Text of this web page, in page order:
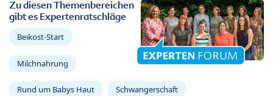
Zu diesen Themenbereichen
gibt es Expertenratschläge
Beikost-Start
Milchnahrung
Rund um Babys Haut Schwangerschaft